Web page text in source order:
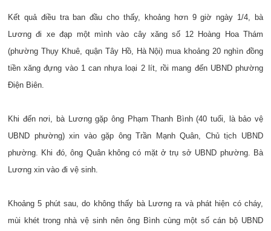
Kết quả điều tra ban đầu cho thấy, khoảng hơn 9 giờ ngày 1/4, bà
Lương đi xe đạp một mình vào cây xăng số 12 Hoàng Hoa Thám
(phường Thụy Khuê, quận Tây Hồ, Hà Nội) mua khoảng 20 nghìn đồng
tiền xăng đựng vào 1 can nhựa loại 2 lít, rồi mang đến UBND phường
Điện Biên.
Khi đến nơi, bà Lương gặp ông Phạm Thanh Bình (40 tuổi, là bảo vệ
UBND phường) xin vào gặp ông Trần Mạnh Quân, Chủ tịch UBND
phường. Khi đó, ông Quân không có mặt ở trụ sở UBND phường. Bà
Lương xin vào đi vệ sinh.
Khoảng 5 phút sau, do không thấy bà Lương ra và phát hiện có cháy,
mùi khét trong nhà vệ sinh nên ông Bình cùng một số cán bộ UBND